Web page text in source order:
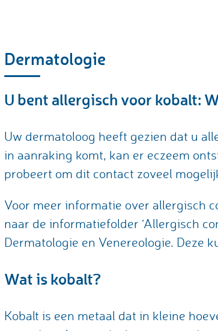
Dermatologie
U bent allergisch voor kobalt:
Uw dermatoloog heeft gezien dat u
in aanraking komt, kan er eczeem
probeert om dit contact zoveel
Voor meer informatie over allergisch
naar de informatiefolder ‘Allergisch
Dermatologie en Venereologie. Deze
Wat is kobalt?
Kobalt is een metaal dat in kleine